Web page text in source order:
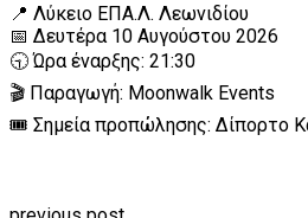
📍 Λύκειο ΕΠΑ.Λ. Λεωνιδίου
📅 Δευτέρα 10 Αυγούστου 2026
🕤 Ώρα έναρξης: 21:30
🎬 Παραγωγή: Moonwalk Events
🎟️ Σημεία προπώλησης: Δίπορτο